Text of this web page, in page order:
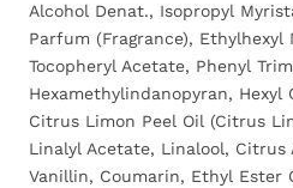
Alcohol Denat., Isopropyl
Parfum (Fragrance), Ethylhexyl
Tocopheryl Acetate, Phenyl
Hexamethylindanopyran, Hexyl
Citrus Limon Peel Oil (Citrus
Linalyl Acetate, Linalool,
Vanillin, Coumarin, Ethyl Ester